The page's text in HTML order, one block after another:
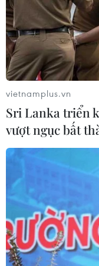
Bất ổn địa chính
trưởng Eurozone
05/08/2026 22:59
Tổng
05/08/2026 15:26
Đâm dao ở trung
nữ nghi phạm bị
05/08/2026 15:07
vietnamplus.vn
Sri Lanka triển
vượt ngục bất